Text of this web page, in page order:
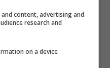
content, advertising and
research and
on a device